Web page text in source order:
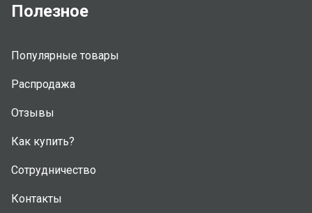
Полезное
Популярные товары
Распродажа
Отзывы
Как купить?
Сотрудничество
Контакты